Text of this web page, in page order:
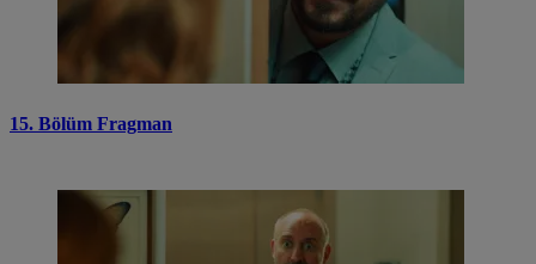
15. Bölüm Fragman